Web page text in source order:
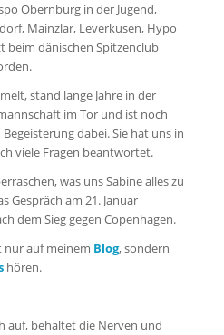
Obernburg in der Jugend,
Mainzlar, Leverkusen, Hypo
beim dänischen Spitzenclub
stand lange Jahre in der
im Tor und ist noch
dabei. Sie hat uns in
viele Fragen beantwortet.
was uns Sabine alles zu
Gespräch am 21. Januar
dem Sieg gegen Copenhagen.
auf meinem Blog, sondern
hören.
auf, behaltet die Nerven und